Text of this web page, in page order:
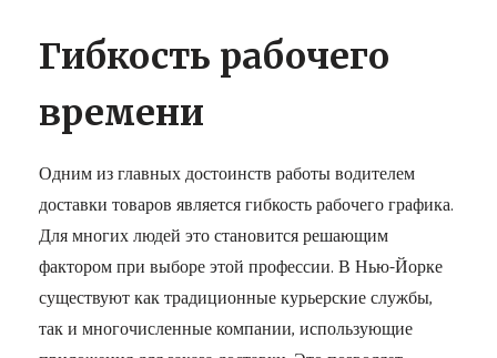
Гибкость рабочего
времени
Одним из главных достоинств работы водителем
доставки товаров является гибкость рабочего графика.
Для многих людей это становится решающим
фактором при выборе этой профессии. В Нью-Йорке
существуют как традиционные курьерские службы,
так и многочисленные компании, использующие